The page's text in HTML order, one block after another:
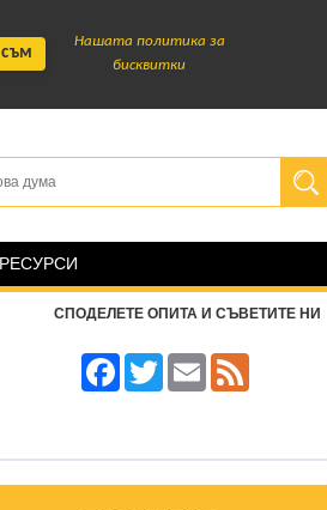
съм
Нашата политика за
бисквитки
СПОДЕЛЕТЕ ОПИТА И СЪВЕТИТЕ НИ
FacebookTwitter Email